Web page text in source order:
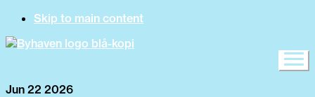
Skip to main content
Jun 22 2026